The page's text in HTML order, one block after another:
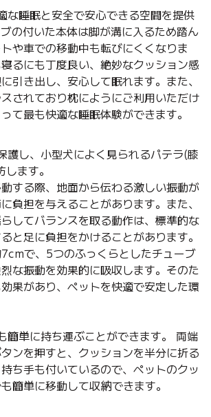
な睡眠と安全で安心できる空間を提供
の付いた本体は脚が溝に入るため踏ん
や車での移動中も転びにくくなりま
るにも丁度良い、絶妙なクッション感
引き出し、安心して眠れます。また、
されており枕にようにご利用いただけ
て最も快適な睡眠体験ができます。
護し、小型犬によく見られるパテラ(膝
ます。
する際、地面から伝わる激しい振動が
負担を与えることがあります。また、
してバランスを取る動作は、標準的な
と足に負担をかけることがあります。
で、5つのふっくらとしたチューブ
な振動を効果的に吸収します。そのた
果があり、ペットを快適で安定した環
簡単に持ち運ぶことができます。 両端
ンを押すと、クッションを半分に折る
ち手も付いているので、ペットのクッ
簡単に移動して収納できます。